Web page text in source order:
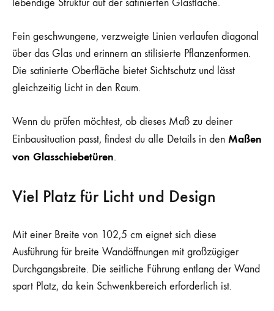
lebendige Struktur auf der satinierten Glasfläche.
Fein geschwungene, verzweigte Linien verlaufen diagonal
über das Glas und erinnern an stilisierte Pflanzenformen.
Die satinierte Oberfläche bietet Sichtschutz und lässt
gleichzeitig Licht in den Raum.
Wenn du prüfen möchtest, ob dieses Maß zu deiner
Einbausituation passt, findest du alle Details in den Maßen
von Glasschiebetüren.
Viel Platz für Licht und Design
Mit einer Breite von 102,5 cm eignet sich diese
Ausführung für breite Wandöffnungen mit großzügiger
Durchgangsbreite. Die seitliche Führung entlang der Wand
spart Platz, da kein Schwenkbereich erforderlich ist.